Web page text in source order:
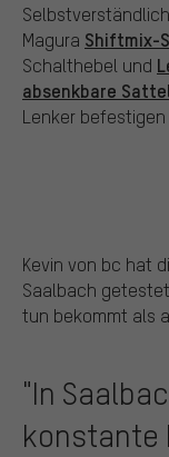
Magura Shiftmix-
Schalthebel und
absenkbare
Lenker
Kevin von bc hat
Saalbach
tun bekommt als
"In
konstante